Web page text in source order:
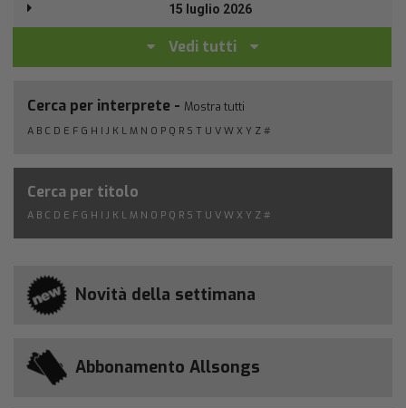
15 luglio 2026
Vedi tutti
Cerca per interprete - Mostra tutti
A B C D E F G H I J K L M N O P Q R S T U V W X Y Z #
Cerca per titolo
A B C D E F G H I J K L M N O P Q R S T U V W X Y Z #
Novità della settimana
Abbonamento Allsongs